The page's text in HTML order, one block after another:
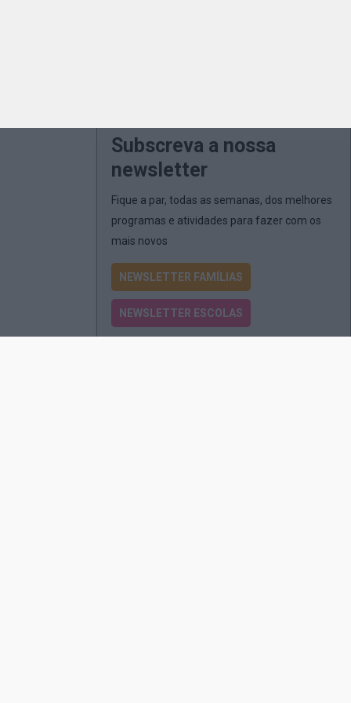
Subscreva a nossa
newsletter
Fique a par, todas as semanas, dos melhores
programas e atividades para fazer com os
mais novos
NEWSLETTER FAMÍLIAS
NEWSLETTER ESCOLAS